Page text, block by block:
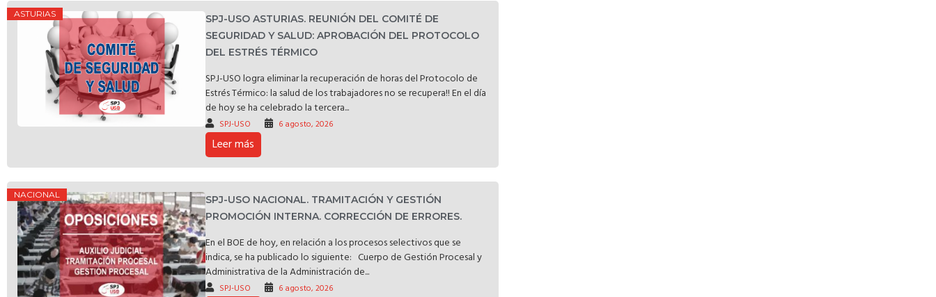
ASTURIAS
SPJ-USO ASTURIAS. REUNIÓN DEL COMITÉ DE
SEGURIDAD Y SALUD: APROBACIÓN DEL PROTOCOLO
DEL ESTRÉS TÉRMICO
SPJ-USO logra eliminar la recuperación de horas del Protocolo de
Estrés Térmico: la salud de los trabajadores no se recupera!! En el día
de hoy se ha celebrado la tercera...
SPJ-USO 6 agosto, 2026
Leer más
NACIONAL
SPJ-USO NACIONAL. TRAMITACIÓN Y GESTIÓN
PROMOCIÓN INTERNA. CORRECCIÓN DE ERRORES.
En el BOE de hoy, en relación a los procesos selectivos que se
indica, se ha publicado lo siguiente: Cuerpo de Gestión Procesal y
Administrativa de la Administración de...
SPJ-USO 6 agosto, 2026